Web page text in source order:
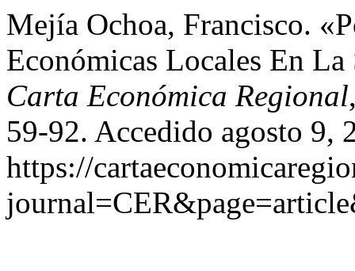
Mejía Ochoa, Francisco.
Económicas Locales En
Carta Económica Regional
59-92. Accedido agosto 9,
https://